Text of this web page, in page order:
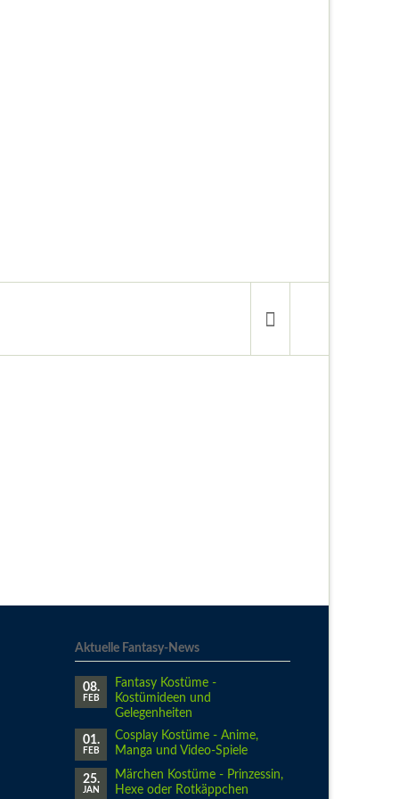
Aktuelle Fantasy-News
08.
FEB
Fantasy Kostüme -
Kostümideen und
Gelegenheiten
01.
FEB
Cosplay Kostüme - Anime,
Manga und Video-Spiele
25.
JAN
Märchen Kostüme - Prinzessin,
Hexe oder Rotkäppchen